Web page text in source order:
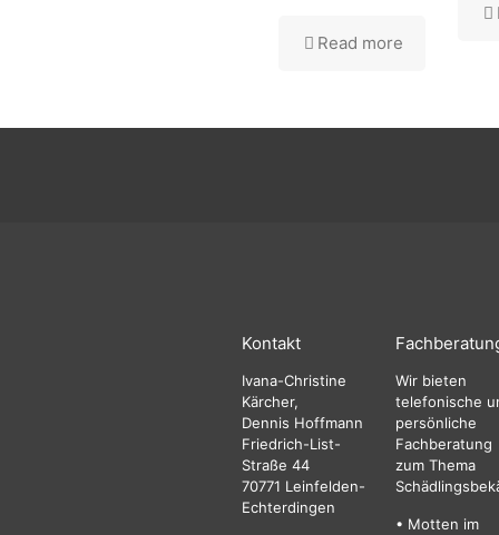
Read more
Kontakt
Ivana-Christine
Kärcher,
Dennis Hoffmann
Friedrich-List-
Straße 44
70771 Leinfelden-
Echterdingen
Wir bieten
telefonische
persönliche
Fachberatung
zum Thema
• Motten im